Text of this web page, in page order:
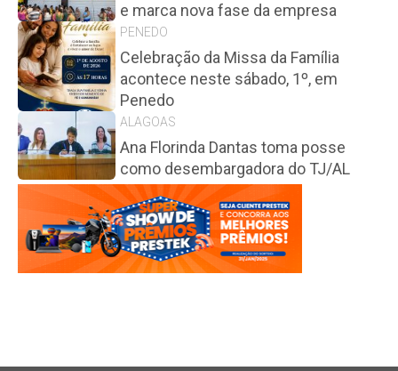
e marca nova fase da empresa
PENEDO
Celebração da Missa da Família
acontece neste sábado, 1º, em
Penedo
ALAGOAS
Ana Florinda Dantas toma posse
como desembargadora do TJ/AL